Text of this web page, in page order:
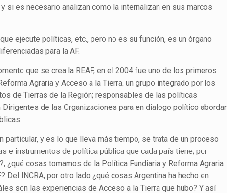
si es necesario analizan como la internalizan en sus marcos
ejecute políticas, etc., pero no es su función, es un órgano
para la AF.
que se crea la REAF, en el 2004 fue uno de los primeros
Agraria y Acceso a la Tierra, un grupo integrado por los
de Tierras de la Región; responsables de las políticas
de las Organizaciones para en dialogo político abordar
y es lo que lleva más tiempo, se trata de un proceso
e instrumentos de política pública que cada país tiene; por
¿qué cosas tomamos de la Política Fundiaria y Reforma Agraria
INCRA, por otro lado ¿qué cosas Argentina ha hecho en
son las experiencias de Acceso a la Tierra que hubo? Y así